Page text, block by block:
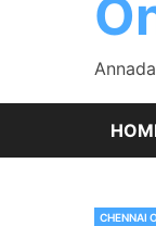
CHENNAI